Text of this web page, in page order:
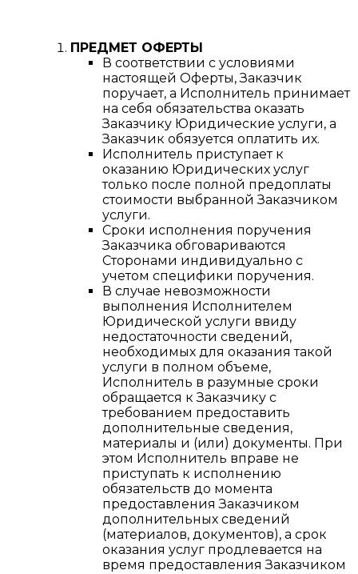
ПРЕДМЕТ ОФЕРТЫ
В соответствии с условиями
настоящей Оферты, Заказчик
поручает, а Исполнитель принимает
на себя обязательства оказать
Заказчику Юридические услуги, а
Заказчик обязуется оплатить их.
Исполнитель приступает к
оказанию Юридических услуг
только после полной предоплаты
стоимости выбранной Заказчиком
услуги.
Сроки исполнения поручения
Заказчика обговариваются
Сторонами индивидуально с
учетом специфики поручения.
В случае невозможности
выполнения Исполнителем
Юридической услуги ввиду
недостаточности сведений,
необходимых для оказания такой
услуги в полном объеме,
Исполнитель в разумные сроки
обращается к Заказчику с
требованием предоставить
дополнительные сведения,
материалы и (или) документы. При
этом Исполнитель вправе не
приступать к исполнению
обязательств до момента
предоставления Заказчиком
дополнительных сведений
(материалов, документов), а срок
оказания услуг продлевается на
время предоставления Заказчиком